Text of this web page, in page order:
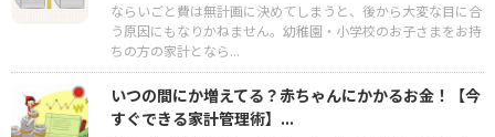
ならいごと費は無計画に決めてしまうと、後から大変な目に合
う原因にもなりかねません。幼稚園・小学校のお子さまをお持
ちの方の家計となら...
いつの間にか増えてる？赤ちゃんにかかるお金！【今
すぐできる家計管理術】...